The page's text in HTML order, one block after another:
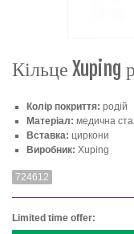
Кільце Xuping
Колір покриття: родій
Матеріал: медична
Вставка: циркони
Виробник: Xuping
724612
Limited time offer: